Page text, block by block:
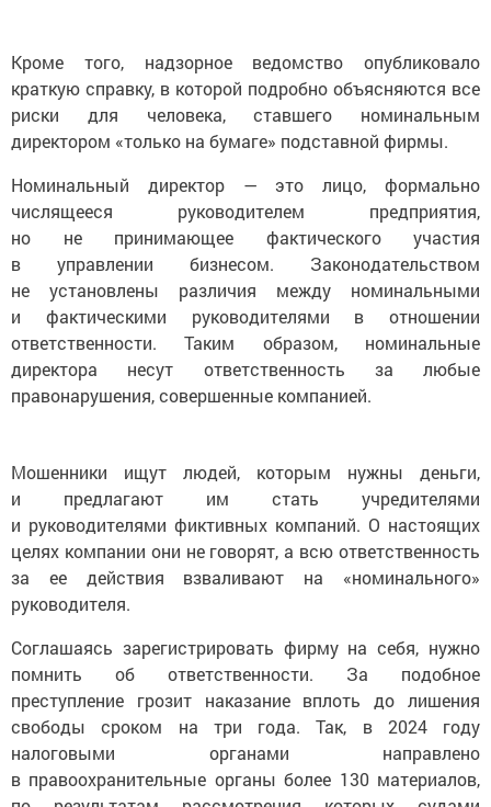
Кроме того, надзорное ведомство опубликовало
краткую справку, в которой подробно объясняются все
риски для человека, ставшего номинальным
директором «только на бумаге» подставной фирмы.
Номинальный директор — это лицо, формально
числящееся руководителем предприятия,
но не принимающее фактического участия
в управлении бизнесом. Законодательством
не установлены различия между номинальными
и фактическими руководителями в отношении
ответственности. Таким образом, номинальные
директора несут ответственность за любые
правонарушения, совершенные компанией.
Мошенники ищут людей, которым нужны деньги,
и предлагают им стать учредителями
и руководителями фиктивных компаний. О настоящих
целях компании они не говорят, а всю ответственность
за ее действия взваливают на «номинального»
руководителя.
Соглашаясь зарегистрировать фирму на себя, нужно
помнить об ответственности. За подобное
преступление грозит наказание вплоть до лишения
свободы сроком на три года. Так, в 2024 году
налоговыми органами направлено
в правоохранительные органы более 130 материалов,